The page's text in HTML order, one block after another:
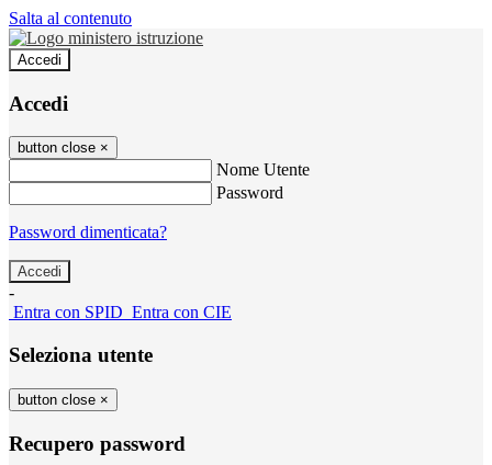
Salta al contenuto
Accedi
Accedi
button close ×
Nome Utente
Password
Password dimenticata?
-
Entra con SPID Entra con CIE
Seleziona utente
button close ×
Recupero password